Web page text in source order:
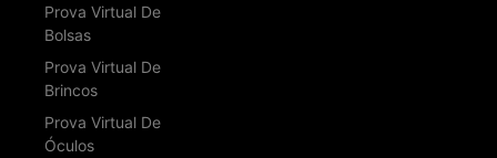
Prova Virtual De
Bolsas
Prova Virtual De
Brincos
Prova Virtual De
Óculos